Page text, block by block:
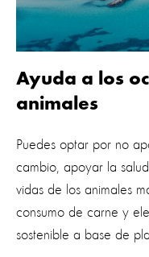
Ayuda a los
animales
Puedes optar por no
cambio, apoyar la
vidas de los animales
consumo de carne y
sostenible a base de